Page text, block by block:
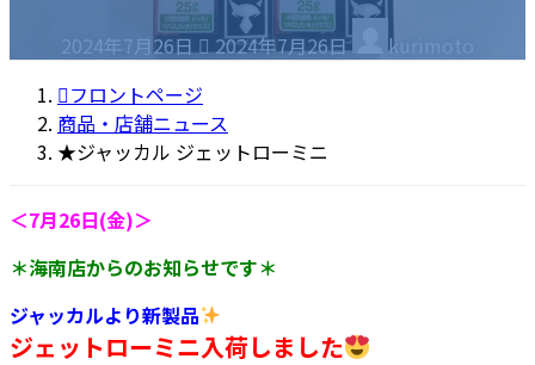
2024年7月26日
最
終
新
日
2024年7月26日
kurimoto
フロントページ
商品・店舗ニュース
★ジャッカル ジェットローミニ
＜7月26日(金)＞
＊海南店からのお知らせです＊
ジャッカルより新製品
ジェットローミニ入荷しました